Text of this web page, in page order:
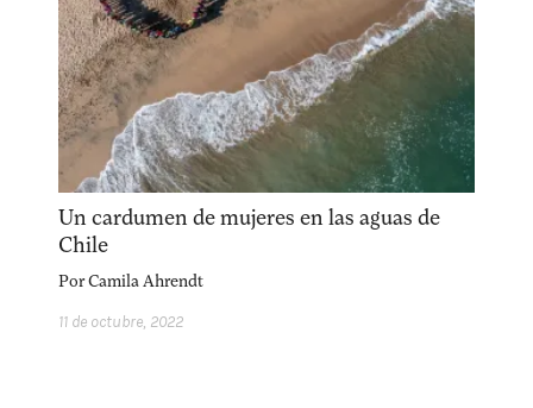
Un cardumen de mujeres en las aguas de
Chile
PorCamila Ahrendt
11 de octubre, 2022